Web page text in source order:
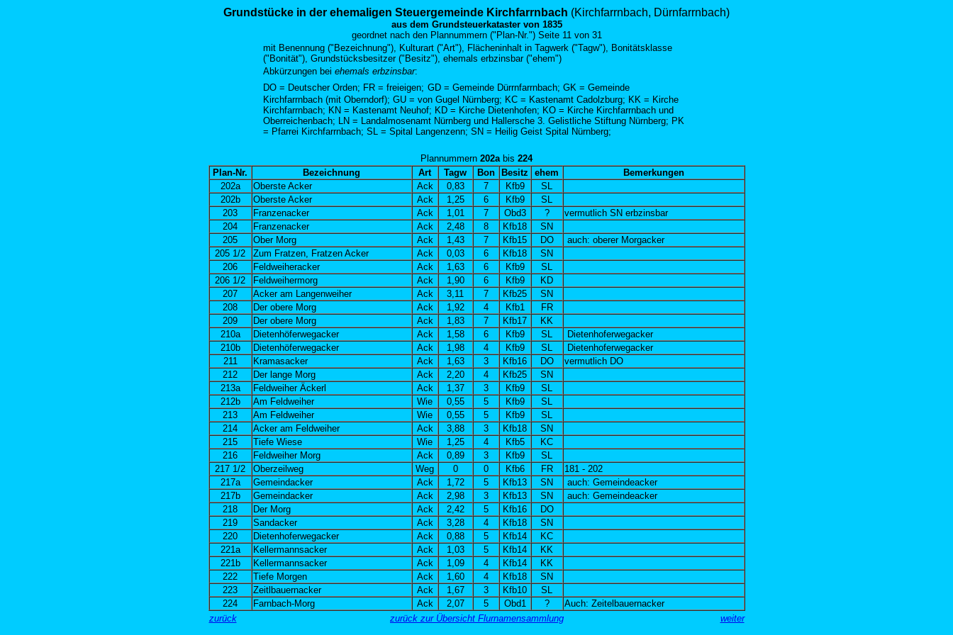
Grundstücke in der ehemaligen Steuergemeinde Kirchfarrnbach (Kirchfarrnbach, Dürnfarrnbach)
aus dem Grundsteuerkataster von 1835
geordnet nach den Plannummern ("Plan-Nr.")Seite 11 von 31
mit Benennung ("Bezeichnung"), Kulturart ("Art"), Flächeninhalt in Tagwerk ("Tagw"), Bonitätsklasse
("Bonität"), Grundstücksbesitzer ("Besitz"), ehemals erbzinsbar ("ehem")
Abkürzungen bei ehemals erbzinsbar:
DO = Deutscher Orden; FR = freieigen; GD = Gemeinde Dürrnfarrnbach; GK = Gemeinde
Kirchfarrnbach (mit Oberndorf); GU = von Gugel Nürnberg; KC = Kastenamt Cadolzburg; KK = Kirche
Kirchfarrnbach; KN = Kastenamt Neuhof; KD = Kirche Dietenhofen; KO = Kirche Kirchfarrnbach und
Oberreichenbach; LN = Landalmosenamt Nürnberg und Hallersche 3. Gelistliche Stiftung Nürnberg; PK
= Pfarrei Kirchfarrnbach; SL = Spital Langenzenn; SN = Heilig Geist Spital Nürnberg;
Plannummern 202abis 224
Plan-Nr.
Bezeichnung Art Tagw Bon Besitz ehem
Bemerkungen
202a
Oberste Acker Ack 0,83 7 Kfb9
SL
202b
Oberste Acker Ack 1,25 6 Kfb9
SL
203
Franzenacker Ack 1,01 7 Obd3 ?
vermutlich SN erbzinsbar
204
Franzenacker Ack 2,48 8 Kfb18
SN
205
Ober Morg Ack 1,43 7 Kfb15 DO
auch: oberer Morgacker
205 1/2
Zum Fratzen, Fratzen Acker Ack 0,03 6 Kfb18
SN
206
Feldweiheracker Ack 1,63 6 Kfb9
SL
206 1/2
Feldweihermorg Ack 1,90 6 Kfb9
KD
207
Acker am Langenweiher Ack 3,11 7 Kfb25
SN
208
Der obere Morg Ack 1,92 4 Kfb1
FR
209
Der obere Morg Ack 1,83 7 Kfb17
KK
210a
Dietenhöferwegacker Ack 1,58 6 Kfb9 SL
Dietenhoferwegacker
210b
Dietenhöferwegacker Ack 1,98 4 Kfb9 SL
Dietenhoferwegacker
211
Kramasacker Ack 1,63 3 Kfb16 DO
vermutlich DO
212
Der lange Morg Ack 2,20 4 Kfb25
SN
213a
Feldweiher Äckerl Ack 1,37 3 Kfb9
SL
212b
Am Feldweiher Wie 0,55 5 Kfb9
SL
213
Am Feldweiher Wie 0,55 5 Kfb9
SL
214
Acker am Feldweiher Ack 3,88 3 Kfb18
SN
215
Tiefe Wiese Wie 1,25 4 Kfb5
KC
216
Feldweiher Morg Ack 0,89 3 Kfb9
SL
217 1/2
Oberzeilweg Weg 0 0 Kfb6 FR
181 - 202
217a
Gemeindacker Ack 1,72 5 Kfb13 SN
auch: Gemeindeacker
217b
Gemeindacker Ack 2,98 3 Kfb13 SN
auch: Gemeindeacker
218
Der Morg Ack 2,42 5 Kfb16
DO
219
Sandacker Ack 3,28 4 Kfb18
SN
220
Dietenhoferwegacker Ack 0,88 5 Kfb14
KC
221a
Kellermannsacker Ack 1,03 5 Kfb14
KK
221b
Kellermannsacker Ack 1,09 4 Kfb14
KK
222
Tiefe Morgen Ack 1,60 4 Kfb18
SN
223
Zeitlbauernacker Ack 1,67 3 Kfb10
SL
224
Farnbach-Morg Ack 2,07 5 Obd1 ?
Auch: Zeitelbauernacker
zurück
zurück zur Übersicht Flurnamensammlung weiter